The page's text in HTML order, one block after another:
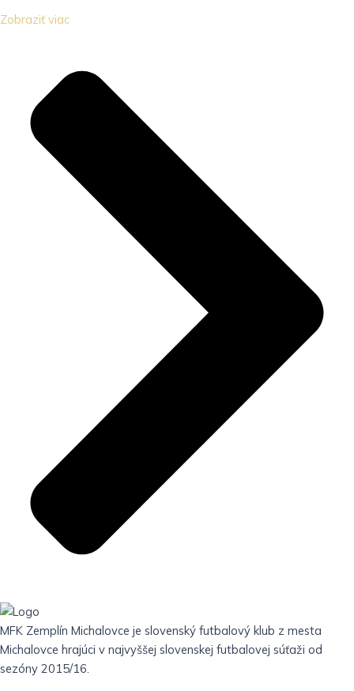
Zobraziť viac
MFK Zemplín Michalovce je slovenský futbalový klub z mesta
Michalovce hrajúci v najvyššej slovenskej futbalovej súťaži od
sezóny 2015/16.